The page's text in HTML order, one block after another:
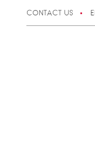
CONTACT US